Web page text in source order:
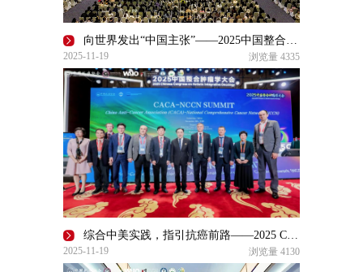
向世界发出“中国主张”——2025中国整合肿瘤学大会精彩收官
2025-11-19 浏览量 4335
综合中美实践，指引抗癌前路——2025 CCHIO大会CACA-NCCN峰会回顾
2025-11-19 浏览量 4130